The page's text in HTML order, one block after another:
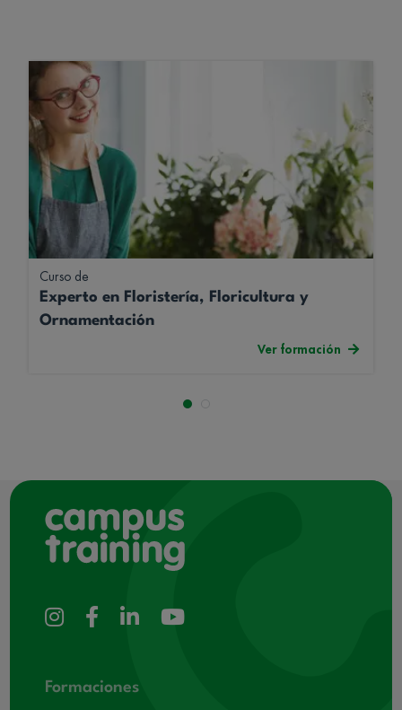
Curso de
Experto en Floristería, Floricultura y
Ornamentación
Ver formación
Formaciones